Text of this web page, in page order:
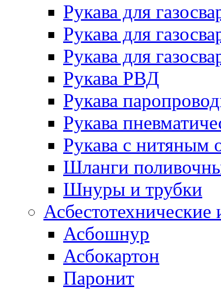
Рукава для
Рукава для
Рукава для
Рукава РВД
Рукава
Рукава
Рукава с нитяным
Шланги
Шнуры и трубки
Асбестотехнические
Асбошнур
Асбокартон
Паронит